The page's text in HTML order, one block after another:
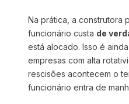
Na prática, a construtora
funcionário custa de
está alocado. Isso é
empresas com alta
rescisões acontecem o
funcionário entra de